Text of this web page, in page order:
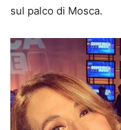
sul palco di Mosca.